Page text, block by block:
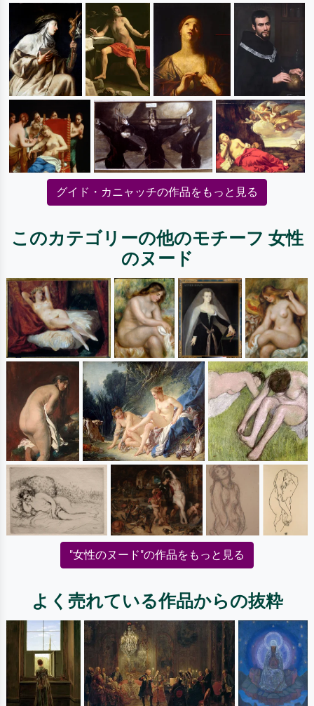
グイド・カニャッチの作品をもっと見る
このカテゴリーの他のモチーフ 女性
のヌード
"女性のヌード"の作品をもっと見る
よく売れている作品からの抜粋